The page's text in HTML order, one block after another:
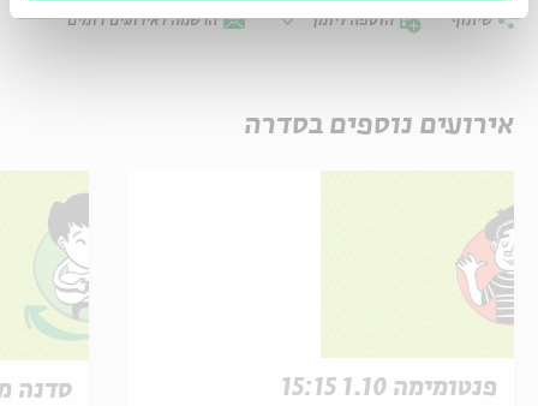
שיתוף הוספה ליומן הרשמה לאירועים דומים
אירועים נוספים בסדרה
פנטומימה 1.10 15:15 סדנה